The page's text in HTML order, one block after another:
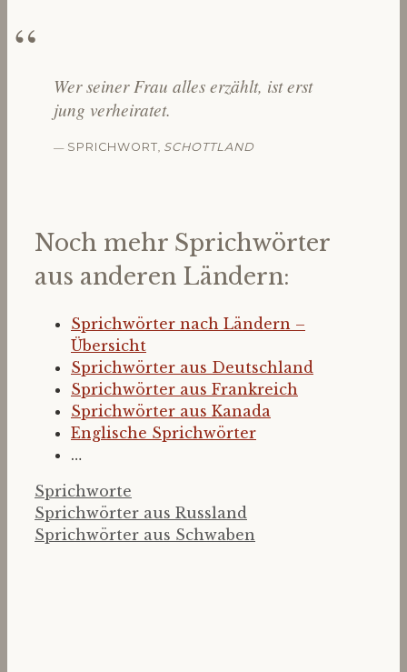
Wer seiner Frau alles erzählt, ist erst
jung verheiratet.
— SPRICHWORT SCHOTTLAND
Noch mehr Sprichwörter
aus anderen Ländern:
Sprichwörter nach Ländern –
Übersicht
Sprichwörter aus Deutschland
Sprichwörter aus Frankreich
Sprichwörter aus Kanada
Englische Sprichwörter
…
Kategorien
Sprichworte
Sprichwörter aus Russland
Sprichwörter aus Schwaben